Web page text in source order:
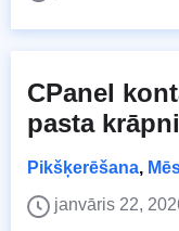
CPanel
pasta
Pikšķerēšana,
janvāris 22,